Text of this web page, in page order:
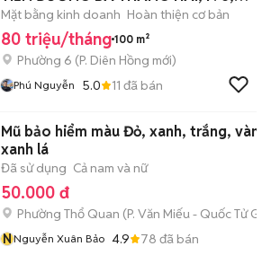
QUẬN 10
Mặt bằng kinh doanh Hoàn thiện cơ bản
80 triệu/tháng 100 m²
Phường 6 (P. Diên Hồng mới)
Phú Nguyễn 5.0 11 đã bán
Mũ bảo hiểm màu Đỏ, xanh, trắng,
xanh lá
Đã sử dụng Cả nam và nữ
50.000 đ
Phường Thổ Quan (P. Văn Miếu - Quốc Tử
NNguyễn Xuân Bảo 4.9 78 đã bán